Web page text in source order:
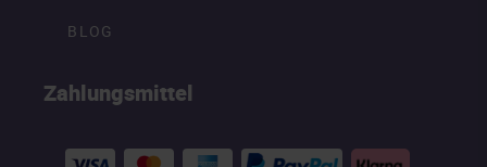
BLOG
Zahlungsmittel